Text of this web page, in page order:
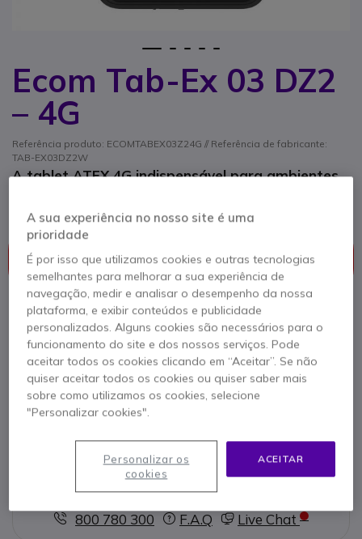
Ecom Tab-Ex 03 DZ2
– 4G
Referência produto: ECOMTABEX03Z24G // Referência de fabricante:
TAB-EX03DZ2W
A tablet ATEX 4G indispensável para ambientes
Este produto já não é fabricado
Este produto foi substituído porPepperl Fuchs Tab-
Ex® 05 DZ2W
Pepperl Fuchs Tab-Ex® 05 DZ2W
1900,95 € s/iva
Ver produto alternativo
Contacte os nossos peritos -
800 780 300
F.A.Q Live Chat
Saltar para o início da Galeria de imagens
A sua experiência no nosso site é uma
prioridade
É por isso que utilizamos cookies e outras tecnologias
semelhantes para melhorar a sua experiência de
navegação, medir e analisar o desempenho da nossa
plataforma, e exibir conteúdos e publicidade
personalizados. Alguns cookies são necessários para o
funcionamento do site e dos nossos serviços. Pode
aceitar todos os cookies clicando em “Aceitar”. Se não
quiser aceitar todos os cookies ou quiser saber mais
sobre como utilizamos os cookies, selecione
"Personalizar cookies".
ACEITAR
Personalizar os
cookies